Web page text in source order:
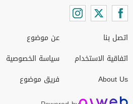
اتصل بنا
اتفاقية الاستخدام
About Us
عن موضوع
سياسة الخصوصية
فريق موضوع